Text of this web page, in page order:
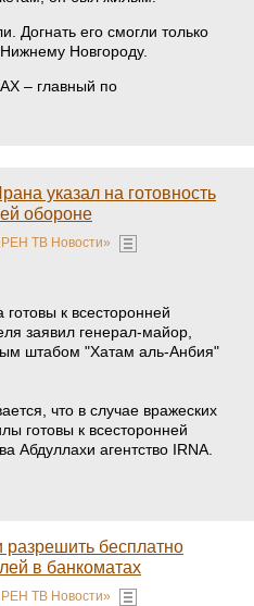
Догнать его смогли только
Новгороду.
– главный по
указал на готовность
обороне
ТВ Новости»
к всесторонней
заявил генерал-майор,
штабом "Хатам аль-Анбия"
что в случае вражеских
готовы к всесторонней
Абдуллахи агентство IRNA.
бесплатно
в банкоматах
ТВ Новости»